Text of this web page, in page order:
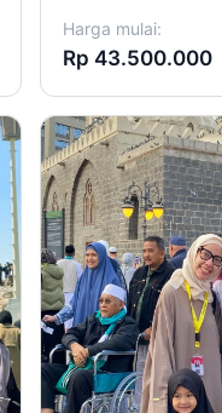
Harga mulai:
Rp 43.500.000